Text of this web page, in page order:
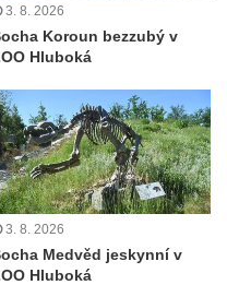
Vraňany
republiky
17 v
v centru
3. 8. 2026
Koroun bezzubý v
Hluboká
3. 8. 2026
Medvěd jeskynní v
Hluboká